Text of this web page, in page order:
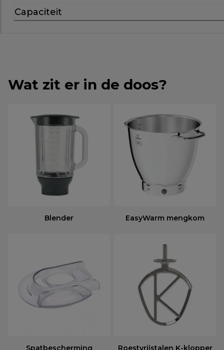
Capaciteit
Wat zit er in de doos?
Blender EasyWarm mengkom
Spatbescherming Roestvrijstalen K-klopper